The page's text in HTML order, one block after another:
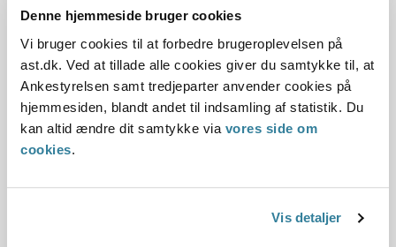
Denne hjemmeside bruger cookies
Vi bruger cookies til at forbedre brugeroplevelsen på
ast.dk. Ved at tillade alle cookies giver du samtykke til, at
Ankestyrelsen samt tredjeparter anvender cookies på
hjemmesiden, blandt andet til indsamling af statistik. Du
kan altid ændre dit samtykke via vores side om
cookies.
Vis detaljer
Ankestyrelsens skal fremstå som én enhed i de konkrete
afgørelser og i forbindelse med dialogaktiviteter og
praksiskoordinering. Derudover skal vi med en
helhedsorienteret tilgang træffe korrekte afgørelser af
faglig høj kvalitet.
Høj faglig kvalitet kræver, at vi i Ankestyrelsen har en stærk